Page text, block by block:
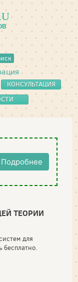
КОНСУЛЬТАЦИЯ
Подробнее
ТЕОРИИ
для
бесплатно.